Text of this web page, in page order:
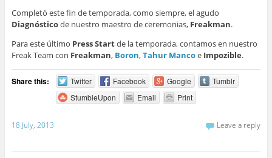
Completó este fin de temporada, como siempre, el agudo
Diagnósticode nuestro maestro de ceremonias, Freakman.
Para este último Press Startde la temporada, contamos en nuestro
Freak Team con Freakman, Boron,Tahur Mancoe Impozible.
Share this: Twitter Facebook Google
Tumblr
StumbleUpon
Email Print
18 July, 2013 Leave a reply